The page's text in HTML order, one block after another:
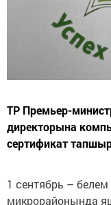
ТР Премьер-
директорына
сертификат
1 сентябрь –
микрорайонында